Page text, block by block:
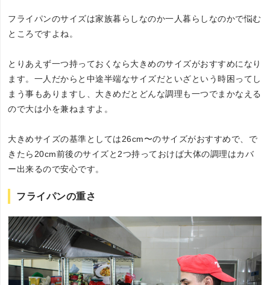
フライパンのサイズは家族暮らしなのか一人暮らしなのかで悩む
ところですよね。
とりあえず一つ持っておくなら大きめのサイズがおすすめになり
ます。一人だからと中途半端なサイズだといざという時困ってし
まう事もありますし、大きめだとどんな調理も一つでまかなえる
ので大は小を兼ねますよ。
大きめサイズの基準としては26cm〜のサイズがおすすめで、で
きたら20cm前後のサイズと2つ持っておけば大体の調理はカバ
ー出来るので安心です。
フライパンの重さ